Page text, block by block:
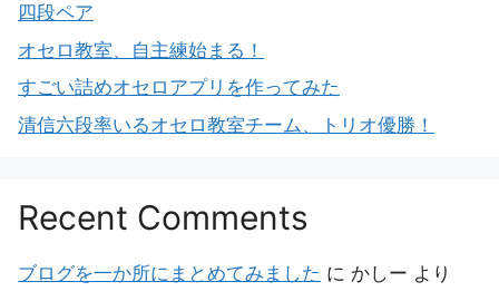
四段ペア
オセロ教室、自主練始まる！
すごい詰めオセロアプリを作ってみた
清信六段率いるオセロ教室チーム、トリオ優勝！
Recent Comments
ブログを一か所にまとめてみました に かしー より